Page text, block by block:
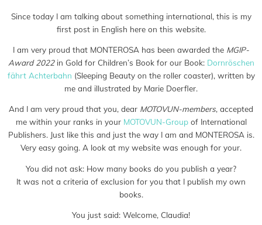
Since today I am talking about something international, this is my
first post in English here on this website.
I am very proud that MONTEROSA has been awarded the MGIP-
Award 2022in Gold for Children’s Book for our Book: Dornröschen
fährt Achterbahn (Sleeping Beauty on the roller coaster), written by
me and illustrated by Marie Doerfler.
And I am very proud that you, dear MOTOVUN-members, accepted
me within your ranks in your MOTOVUN-Groupof International
Publishers. Just like this and just the way I am and MONTEROSA is.
Very easy going. A look at my website was enough for your.
You did not ask: How many books do you publish a year?
It was not a criteria of exclusion for you that I publish my own
books.
You just said: Welcome, Claudia!